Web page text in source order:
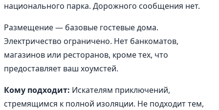
национального парка. Дорожного сообщения нет.
Размещение — базовые гостевые дома.
Электричество ограничено. Нет банкоматов,
магазинов или ресторанов, кроме тех, что
предоставляет ваш хоумстей.
Кому подходит: Искателям приключений,
стремящимся к полной изоляции. Не подходит тем,